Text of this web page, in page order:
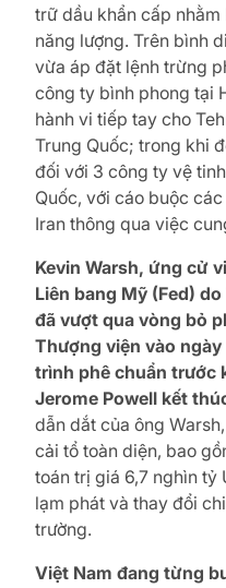
trữ dầu khẩn cấp
năng lượng. Trên bình
vừa áp đặt lệnh trừng
công ty bình phong tại
hành vi tiếp tay cho
Trung Quốc; trong khi
đối với 3 công ty vệ
Quốc, với cáo buộc
Iran thông qua việc
Kevin Warsh, ứng cử
Liên bang Mỹ (Fed)
đã vượt qua vòng bỏ
Thượng viện vào
trình phê chuẩn trước
Jerome Powell kết
dẫn dắt của ông
cải tổ toàn diện, bao
toán trị giá 6,7 nghìn tỷ
lạm phát và thay đổi
trường.
Việt Nam đang từng